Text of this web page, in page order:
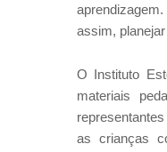
assim,
O Instituto
materiais
as crianças